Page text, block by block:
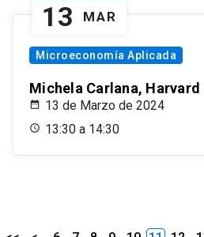
13 MAR
Microeconomía Aplicada
Michela Carlana, Harvard
13 de Marzo de 2024
13:30 a 14:30